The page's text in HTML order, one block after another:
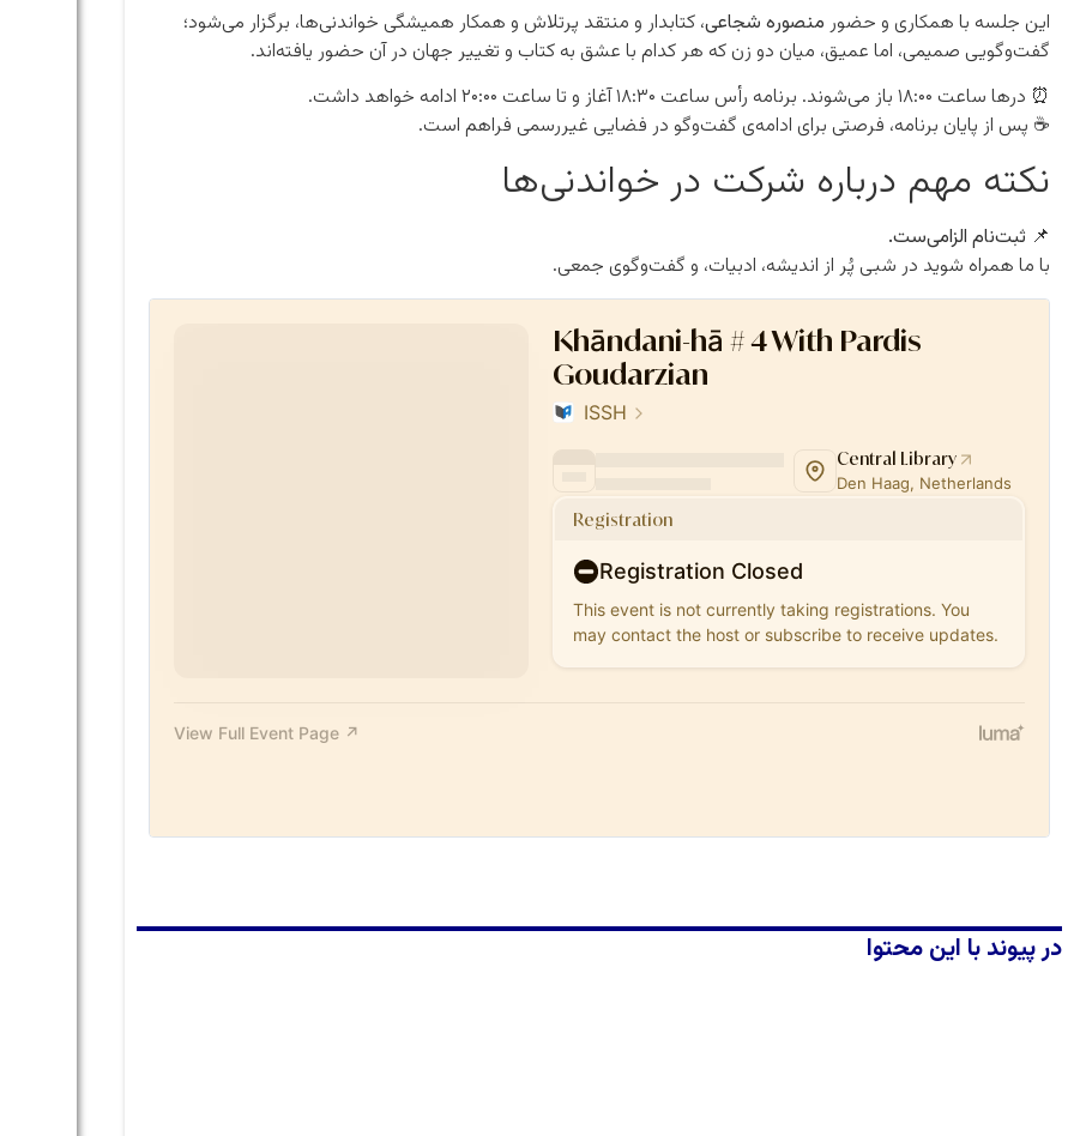
این جلسه با همکاری و حضور منصوره شجاعی، کتابدار و منتقد پرتلاش و همکار همیشگی خواندنی‌ها، برگزار می‌شود؛
گفت‌وگویی صمیمی، اما عمیق، میان دو زن که هر کدام با عشق به کتاب و تغییر جهان در آن حضور یافته‌اند.
⏰ درها ساعت ۱۸:۰۰ باز می‌شوند. برنامه رأس ساعت ۱۸:۳۰ آغاز و تا ساعت ۲۰:۰۰ ادامه خواهد داشت.
☕ پس از پایان برنامه، فرصتی برای ادامه‌ی گفت‌وگو در فضایی غیررسمی فراهم است.
نکته مهم درباره شرکت در خواندنی‌ها
📌 ثبت‌نام الزامی‌ست.
با ما همراه شوید در شبی پُر از اندیشه، ادبیات، و گفت‌وگوی جمعی.
در پیوند با این محتوا